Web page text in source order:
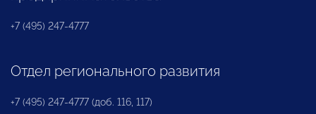
+7 (495) 247-4777
Отдел регионального развития
+7 (495) 247-4777 (доб. 116, 117)